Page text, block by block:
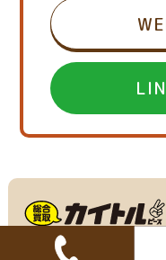
家具・家電の買取